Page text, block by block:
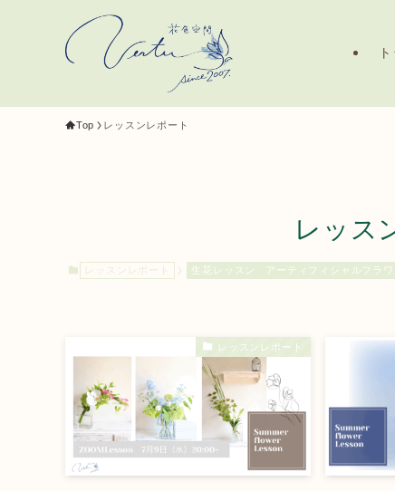
Top レッスンレポート
レッス
レッスンレポート 生花レッスン アーティフィシャルフラワ
レッスンレポート